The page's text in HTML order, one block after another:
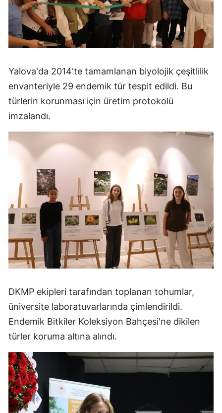
Yalova'da 2014'te tamamlanan biyolojik çeşitlilik
envanteriyle 29 endemik tür tespit edildi. Bu
türlerin korunması için üretim protokolü
imzalandı.
DKMP ekipleri tarafından toplanan tohumlar,
üniversite laboratuvarlarında çimlendirildi.
Endemik Bitkiler Koleksiyon Bahçesi'ne dikilen
türler koruma altına alındı.